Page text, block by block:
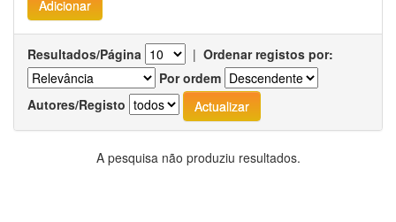
Resultados/Página | Ordenar registos por:
Por ordem
Autores/Registo
A pesquisa não produziu resultados.